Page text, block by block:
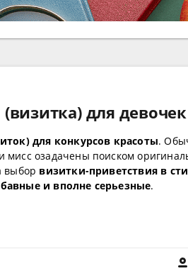
для
для конкурсов красоты.
мисс озадачены поиском
выбор визитки-приветствия в
и вполне серьезные.